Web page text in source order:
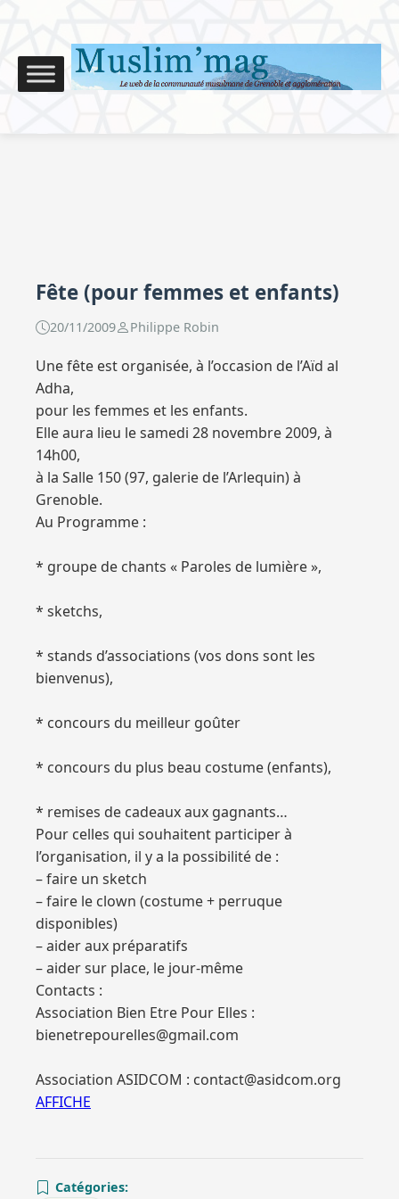
Fête (pour femmes et enfants)
20/11/2009 Philippe Robin
Une fête est organisée, à l’occasion de l’Aïd al
Adha,
pour les femmes et les enfants.
Elle aura lieu le samedi 28 novembre 2009, à
14h00,
à la Salle 150 (97, galerie de l’Arlequin) à
Grenoble.
Au Programme :
* groupe de chants « Paroles de lumière »,
* sketchs,
* stands d’associations (vos dons sont les
bienvenus),
* concours du meilleur goûter
* concours du plus beau costume (enfants),
* remises de cadeaux aux gagnants…
Pour celles qui souhaitent participer à
l’organisation, il y a la possibilité de :
– faire un sketch
– faire le clown (costume + perruque
disponibles)
– aider aux préparatifs
– aider sur place, le jour-même
Contacts :
Association Bien Etre Pour Elles :
bienetrepourelles@gmail.com
Association ASIDCOM : contact@asidcom.org
AFFICHE
Catégories: